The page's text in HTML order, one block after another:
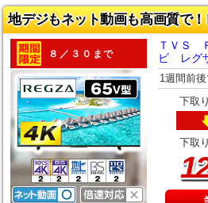
地デジもネット動画も高画質で
８／３０まで
ＴＶＳ
ビ レグ
1週間前
下取
下取